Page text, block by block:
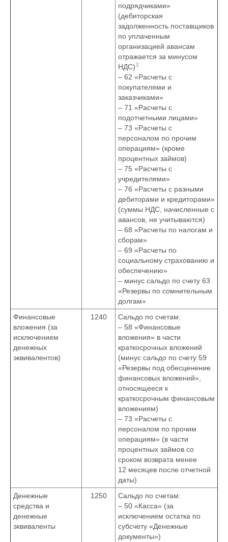
подрядчиками»
(дебиторская
задолженность поставщиков
по уплаченным
организацией авансам
отражается за минусом
НДС)3
– 62 «Расчеты с
покупателями и
заказчиками»
– 71 «Расчеты с
подотчетными лицами»
– 73 «Расчеты с
персоналом по прочим
операциям» (кроме
процентных займов)
– 75 «Расчеты с
учредителями»
– 76 «Расчеты с разными
дебиторами и кредиторами»
(суммы НДС, начисленные с
авансов, не учитываются)
– 68 «Расчеты по налогам и
сборам»
– 69 «Расчеты по
социальному страхованию и
обеспечению»
– минус сальдо по счету 63
«Резервы по сомнительным
долгам»
Финансовые
вложения (за
исключением
денежных
эквивалентов)
1240
Сальдо по счетам:
– 58 «Финансовые
вложения» в части
краткосрочных вложений
(минус сальдо по счету 59
«Резервы под обесценение
финансовых вложений»,
относящееся к
краткосрочным финансовым
вложениям)
– 73 «Расчеты с
персоналом по прочим
операциям» (в части
процентных займов со
сроком возврата менее
12 месяцев после отчетной
даты)
Денежные
средства и
денежные
эквиваленты
1250
Сальдо по счетам:
– 50 «Касса» (за
исключением остатка по
субсчету «Денежные
документы»)